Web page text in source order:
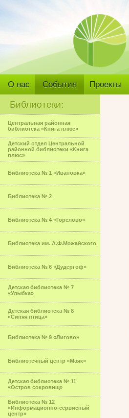
О нас События Проекты
Библиотеки:
Центральная районная
библиотека «Книга плюс»
Детский отдел Центральной
районной библиотеки «Книга
плюс»
Библиотека № 1 «Ивановка»
Библиотека № 2
Библиотека № 4 «Горелово»
Библиотека им. А.Ф.Можайского
Библиотека № 6 «Дудергоф»
Детская библиотека № 7
«Улыбка»
Детская библиотека № 8
«Синяя птица»
Библиотека № 9 «Лигово»
Библиотечный центр «Маяк»
Детская библиотека № 11
«Остров сокровищ»
Библиотека № 12
«Информационно-сервисный
центр»